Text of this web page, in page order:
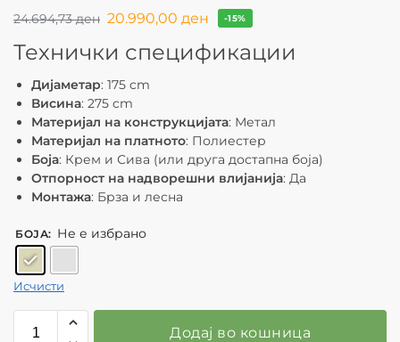
24.694,73ден 20.990,00 ден -15%
Технички спецификации
Дијаметар: 175 cm
Висина: 275 cm
Материјал на конструкцијата: Метал
Материјал на платното: Полиестер
Боја: Крем и Сива (или друга достапна боја)
Отпорност на надворешни влијанија: Да
Монтажа: Брза и лесна
БОЈА: Не е избрано
Исчисти
Додај во кошница